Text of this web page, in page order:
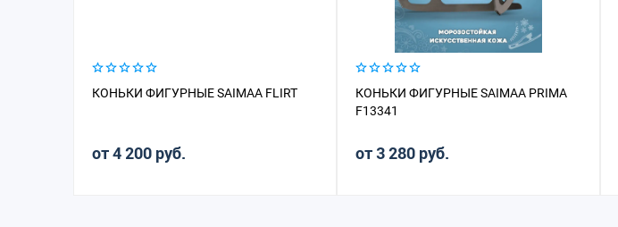
КОНЬКИ ФИГУРНЫЕ SAIMAA FLIRT
от 4 200 руб.
КОНЬКИ ФИГУРНЫЕ SAIMAA PRIMA
F13341
от 3 280 руб.